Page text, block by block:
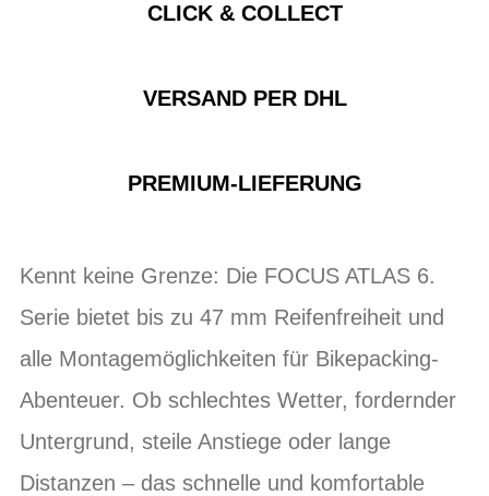
CLICK & COLLECT
VERSAND PER DHL
PREMIUM-LIEFERUNG
Kennt keine Grenze: Die FOCUS ATLAS 6.
Serie bietet bis zu 47 mm Reifenfreiheit und
alle Montagemöglichkeiten für Bikepacking-
Abenteuer. Ob schlechtes Wetter, fordernder
Untergrund, steile Anstiege oder lange
Distanzen – das schnelle und komfortable